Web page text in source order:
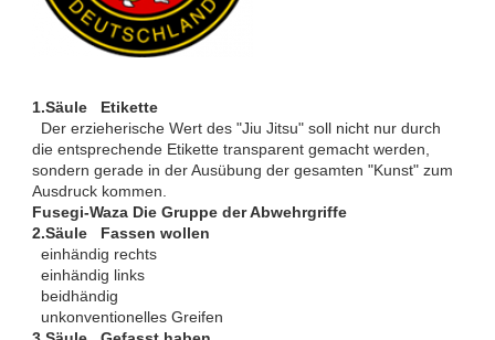
1.Säule Etikette
Der erzieherische Wert des "Jiu Jitsu" soll nicht nur durch
die entsprechende Etikette transparent gemacht werden,
sondern gerade in der Ausübung der gesamten "Kunst" zum
Ausdruck kommen.
Fusegi-Waza Die Gruppe der Abwehrgriffe
2.Säule Fassen wollen
einhändig rechts
einhändig links
beidhändig
unkonventionelles Greifen